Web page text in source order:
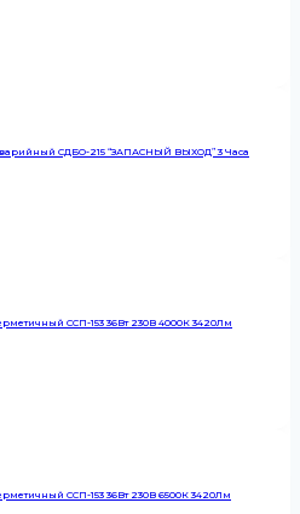
СДБО-215 “ЗАПАСНЫЙ ВЫХОД” 3 Часа
ССП-153 36Вт 230В 4000К 3420Лм
ССП-153 36Вт 230В 6500К 3420Лм